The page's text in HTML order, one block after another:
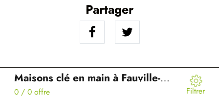
Partager
Maisons clé en main à Fauville-en-Caux (76)
0 / 0 offre Filtrer